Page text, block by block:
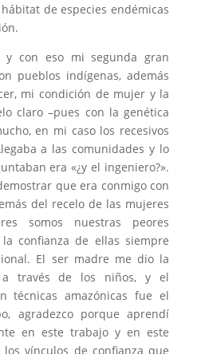
de especies endémicas
y con eso mi segunda gran
pueblos indígenas, además
mi condición de mujer y la
claro –pues con la genética
en mi caso los recesivos
a las comunidades y lo
era «¿y el ingeniero?».
que era conmigo con
del recelo de las mujeres
somos nuestras peores
la confianza de ellas siempre
El ser madre me dio la
a través de los niños, y el
técnicas amazónicas fue el
agradezco porque aprendí
en este trabajo y en este
vínculos de confianza que